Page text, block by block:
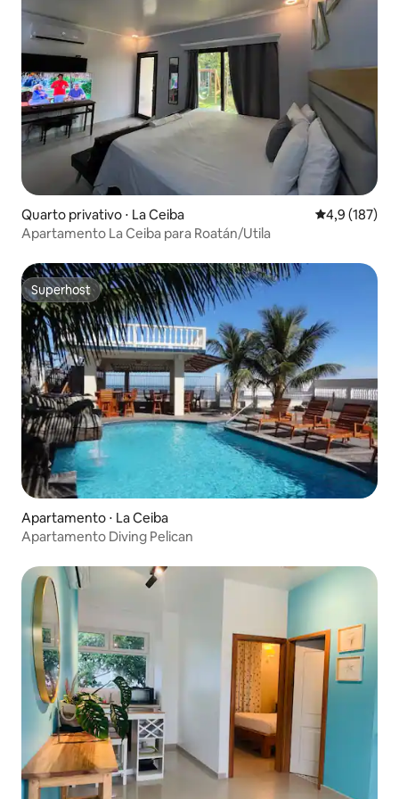
Quarto privativo ⋅ La Ceiba 4,9 de uma
4,9 (187)
Apartamento La Ceiba para Roatán/Utila
Superhost
Superhost
Apartamento ⋅ La Ceiba
Apartamento Diving Pelican